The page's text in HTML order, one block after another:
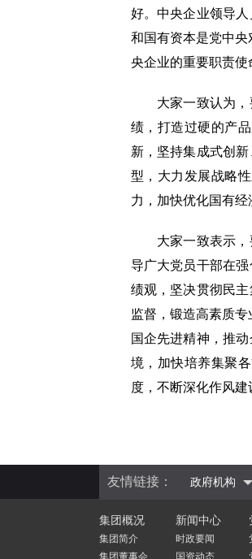
好。中央企业领导
和国有资本是党中央
央企业的重要职责使
大家一致认为，要
绩，打造过硬的产
新，坚持集成式创
型，大力发展战略
力，加快优化国有经
大家一致表示，要
导广大党员干部在
绩观，坚决贯彻民
监督，锻造高素质
国企先进精神，推
境，加快培养集聚
度，不断深化作风
友情链接： 政府机构
集团概况
集团简介
集团董事会
新闻中心
时政要闻
国资动态